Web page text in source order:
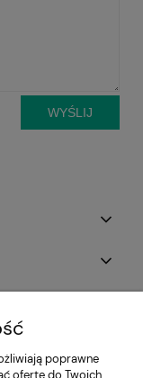
WYŚLIJ
poprawne
ofertę do Twoich